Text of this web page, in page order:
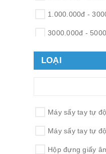
1.000.000đ -
3000.000đ -
5000.000đ -
Giá trên
LOẠI
Máy sấy tay tự
Máy sấy tay tự
Hộp đựng giấy